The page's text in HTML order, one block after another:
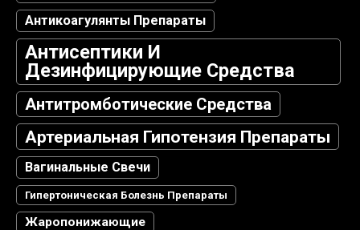
Антикоагулянты Препараты
Антисептики И
Дезинфицирующие Средства
Антитромботические Средства
Артериальная Гипотензия Препараты
Вагинальные Свечи
Гипертоническая Болезнь Препараты
Жаропонижающие